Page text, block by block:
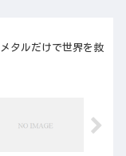
タルだけで世界を救